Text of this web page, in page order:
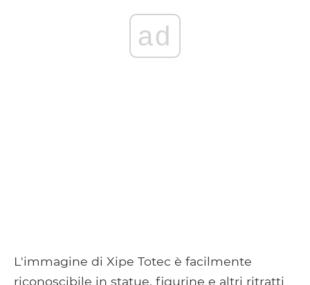
ad
L'immagine di Xipe Totec è facilmente
riconoscibile in statue, figurine e altri ritratti